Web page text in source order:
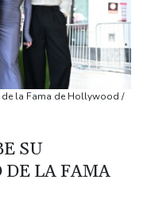
marfileño Yan
hasta 2031
en los sismos en
en desacato al ex
Fauci
en caso de ataques
de la Fama de Hollywood /
SU
DE LA FAMA